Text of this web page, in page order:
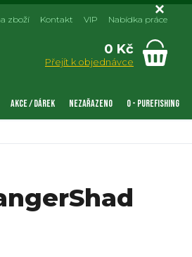
0 Kč
Přejít k objednávce
zboží Kontakt VIP Nabídka práce
AKCE / DÁREK NEZAŘAZENO 0 - PUREFISHING